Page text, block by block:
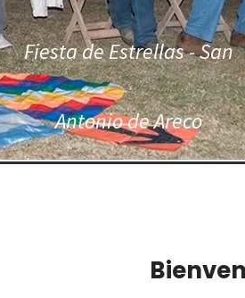
Fiesta de Estrellas - San
Antonio de Areco